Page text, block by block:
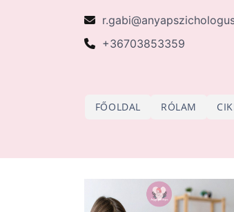
+36703853359
FŐOLDAL RÓLAM